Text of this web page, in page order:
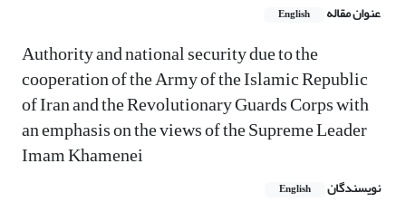
عنوان مقاله English
Authority and national security due to the
cooperation of the Army of the Islamic Republic
of Iran and the Revolutionary Guards Corps with
an emphasis on the views of the Supreme Leader
Imam Khamenei
نویسندگان English